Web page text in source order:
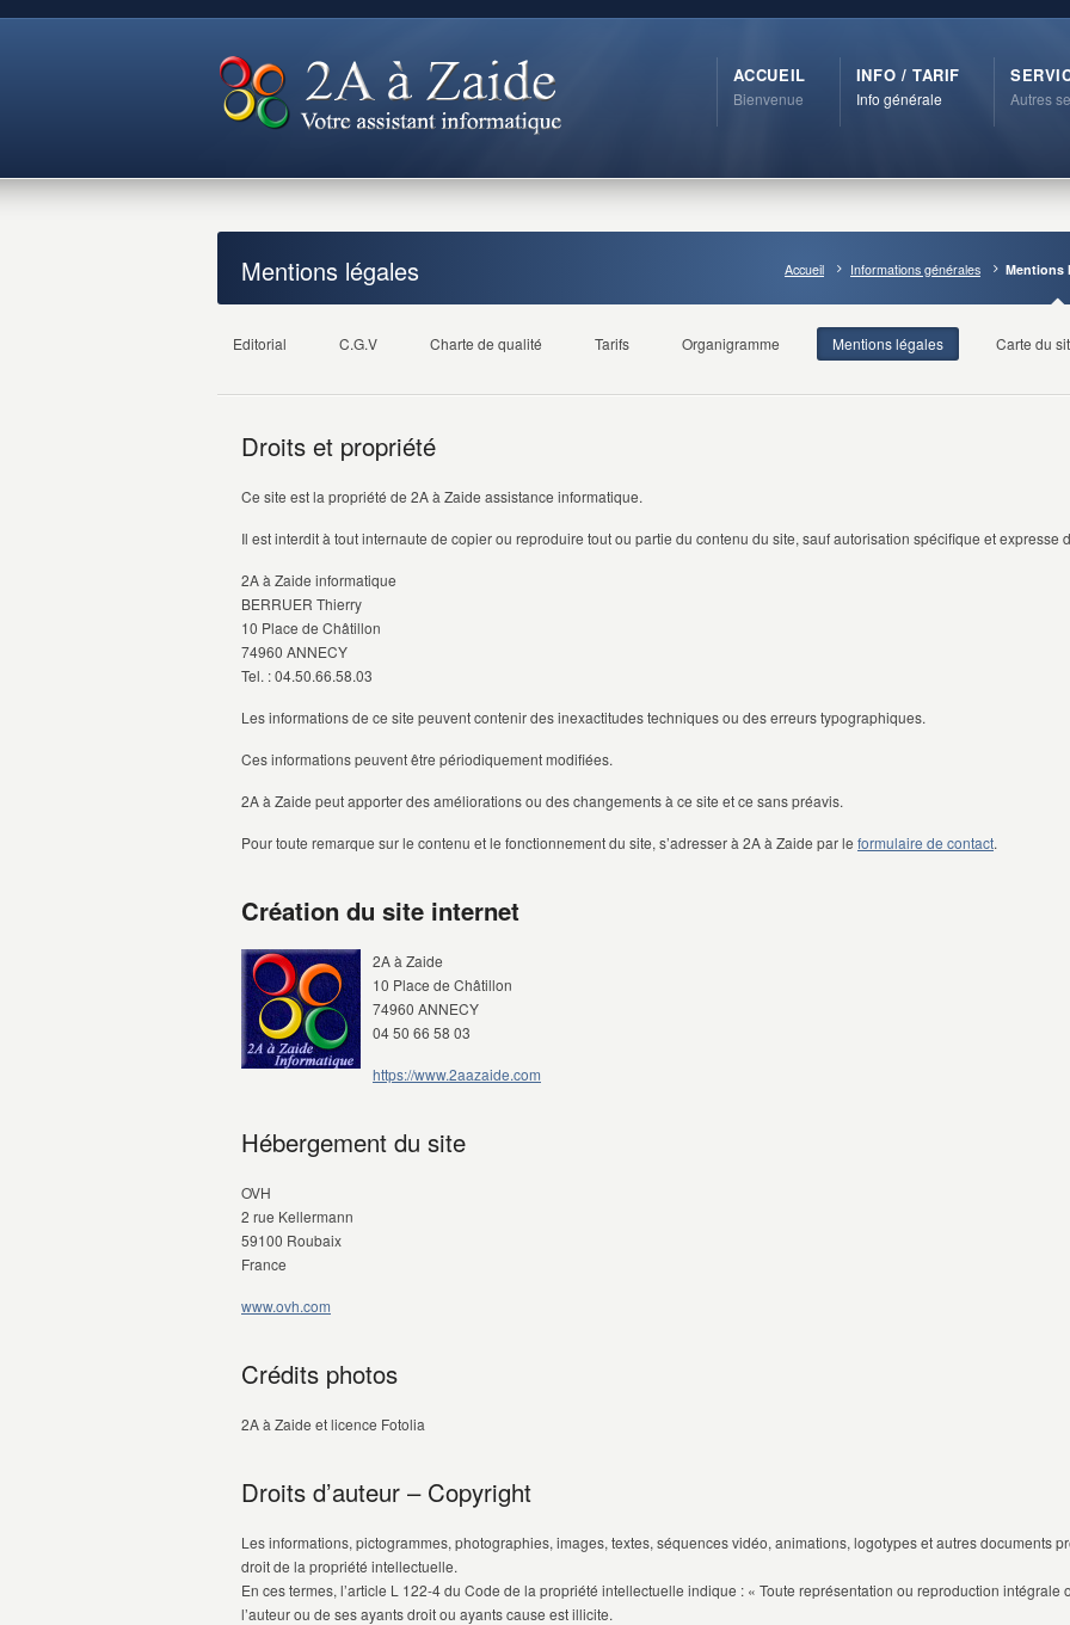
ACCUEIL
Bienvenue
INFO / TARIF
Info générale Autres
Mentions légales Accueil Informations générales Mentions
Editorial C.G.V Charte de qualité Tarifs Organigramme Mentions légales Carte du
Droits et propriété
Ce site est la propriété de 2A à Zaide assistance informatique.
Il est interdit à tout internaute de copier ou reproduire tout ou partie du contenu du site, sauf autorisation spécifique et expresse
2A à Zaide informatique
BERRUER Thierry
10 Place de Châtillon
74960 ANNECY
Tel. : 04.50.66.58.03
Les informations de ce site peuvent contenir des inexactitudes techniques ou des erreurs typographiques.
Ces informations peuvent être périodiquement modifiées.
2A à Zaide peut apporter des améliorations ou des changements à ce site et ce sans préavis.
Pour toute remarque sur le contenu et le fonctionnement du site, s’adresser à 2A à Zaide par le formulaire de contact.
Création du site internet
2A à Zaide
10 Place de Châtillon
74960 ANNECY
04 50 66 58 03
https://www.2aazaide.com
Hébergement du site
OVH
2 rue Kellermann
59100 Roubaix
France
www.ovh.com
Crédits photos
2A à Zaide et licence Fotolia
Droits d’auteur – Copyright
Les informations, pictogrammes, photographies, images, textes, séquences vidéo, animations, logotypes et autres documents
droit de la propriété intellectuelle.
En ces termes, l’article L 122-4 du Code de la propriété intellectuelle indique : « Toute représentation ou reproduction
l’auteur ou de ses ayants droit ou ayants cause est illicite.